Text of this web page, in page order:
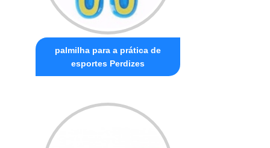
palmilha para a prática de
esportes Perdizes